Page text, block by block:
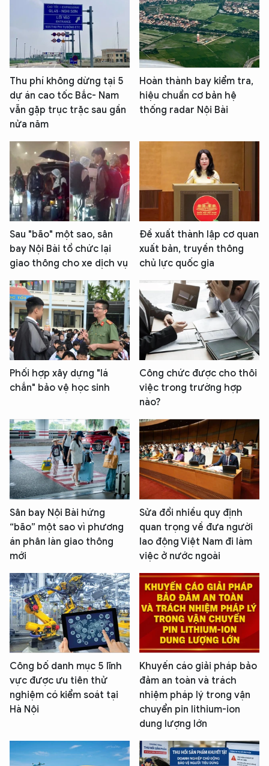
Thu phí không dừng tại 5
dự án cao tốc Bắc- Nam
vẫn gặp trục trặc sau gần
nửa năm
Hoàn thành bay kiểm tra,
hiệu chuẩn cơ bản hệ
thống radar Nội Bài
Sau "bão" một sao, sân
bay Nội Bài tổ chức lại
giao thông cho xe dịch vụ
Đề xuất thành lập cơ quan
xuất bản, truyền thông
chủ lực quốc gia
Phối hợp xây dựng "lá
chắn" bảo vệ học sinh
Công chức được cho thôi
việc trong trường hợp
nào?
Sân bay Nội Bài hứng
“bão” một sao vì phương
án phân làn giao thông
mới
Sửa đổi nhiều quy định
quan trọng về đưa người
lao động Việt Nam đi làm
việc ở nước ngoài
Công bố danh mục 5 lĩnh
vực được ưu tiên thử
nghiệm có kiểm soát tại
Hà Nội
Khuyến cáo giải pháp bảo
đảm an toàn và trách
nhiệm pháp lý trong vận
chuyển pin lithium-ion
dung lượng lớn